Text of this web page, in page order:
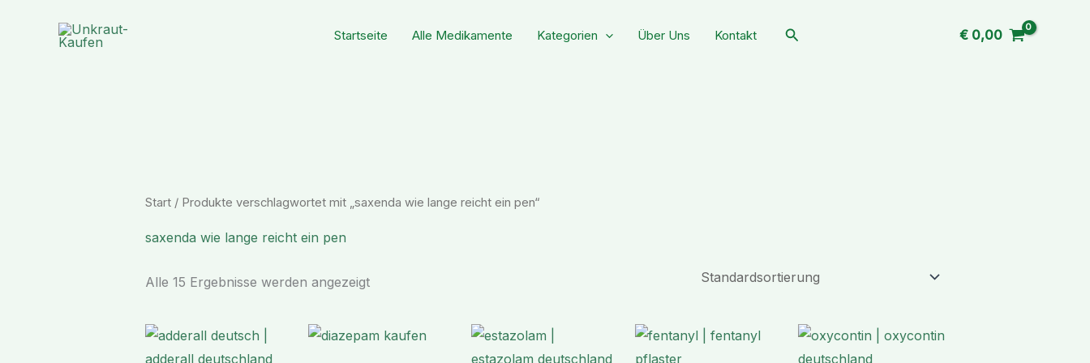
Startseite Alle Medikamente Kategorien Über Uns Kontakt Suchen €0,00
Start/ Produkte verschlagwortet mit „saxenda wie lange reicht ein pen“
saxenda wie lange reicht ein pen
Alle 15 Ergebnisse werden angezeigt
Preisspanne:
€ 170,99
bis
Preisspanne:
€ 178,99
Preisspanne:
bis
Preisspanne:
€ 199,99
Preisspanne:
€ 179,89